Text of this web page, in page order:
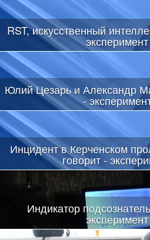
RST, искусственный
Юлий Цезарь и Александр
-
Инцидент в Керченском
говорит -
Индикатор